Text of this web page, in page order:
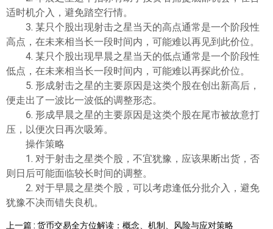
适时机介入，避免踏空行情。
3. 某只个股出现射击之星当天的高点通常是一个阶段性
高点，在未来相当长一段时间内，可能难以再见到此价位。
4. 某只个股出现早晨之星当天的低点通常是一个阶段性
低点，在未来相当长一段时间内，可能难以再探此价位。
5. 形成射击之星的主要原因是这类个股在创出新高后，
便走出了一波比一波低的调整形态。
6. 形成早晨之星的主要原因是这类个股在尾市被故意打
压，以便次日再次吸筹。
操作策略
1. 对于射击之星类个股，不宜犹豫，应该果断出货，否
则日后可能面临较长时间的调整。
2. 对于早晨之星类个股，可以考虑逢低分批介入，避免
犹豫不决而错失良机。
上一篇 : 货币交易全方位解读：概念、机制、风险与应对策略